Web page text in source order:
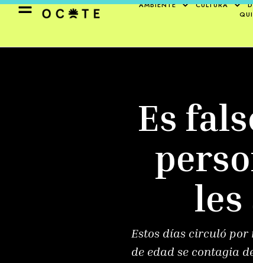
AMBIENTE CULTURA
Es
Estos días circuló por
de edad se contagia